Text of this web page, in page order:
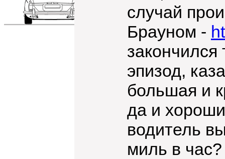
случай
Брауном -
эпизод,
большая и
да и
водитель
миль в час?